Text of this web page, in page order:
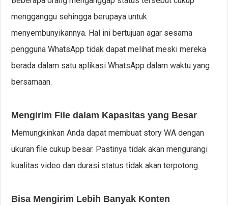
mengganggu sehingga berupaya untuk
menyembunyikannya. Hal ini bertujuan agar sesama
pengguna WhatsApp tidak dapat melihat meski mereka
berada dalam satu aplikasi WhatsApp dalam waktu yang
bersamaan.
Mengirim File dalam Kapasitas yang Besar
Memungkinkan Anda dapat membuat story WA dengan
ukuran file cukup besar. Pastinya tidak akan mengurangi
kualitas video dan durasi status tidak akan terpotong.
Bisa Mengirim Lebih Banyak Konten